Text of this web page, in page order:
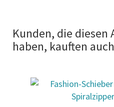
Kunden, die
haben, kauften